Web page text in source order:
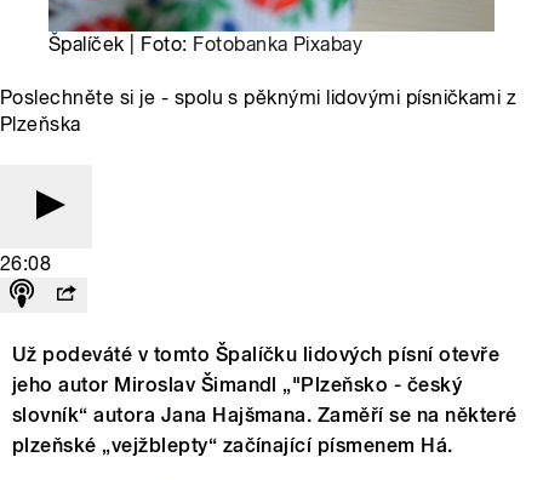
Špalíček | Foto: Fotobanka Pixabay
Poslechněte si je - spolu s pěknými lidovými písničkami z
Plzeňska
26:08
Už podeváté v tomto Špalíčku lidových písní otevře
jeho autor Miroslav Šimandl „"Plzeňsko - český
slovník“ autora Jana Hajšmana. Zaměří se na některé
plzeňské „vejžblepty“ začínající písmenem Há.